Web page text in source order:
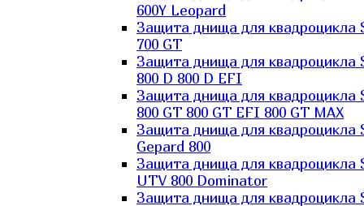
600Y Leopard
Защита днища для квадроцикла
700 GT
Защита днища для квадроцикла
800 D 800 D EFI
Защита днища для квадроцикла
800 GT 800 GT EFI 800 GT MAX
Защита днища для квадроцикла
Gepard 800
Защита днища для квадроцикла
UTV 800 Dominator
Защита днища для квадроцикла